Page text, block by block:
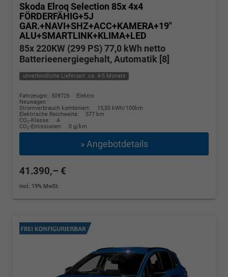
Skoda Elroq Selection 85x 4x4
FÖRDERFÄHIG+5J
GAR.+NAVI+SHZ+ACC+KAMERA+19"
ALU+SMARTLINK+KLIMA+LED
85x 220KW (299 PS) 77,0 kWh netto
Batterieenergiegehalt, Automatik [8]
unverbindliche Lieferzeit: ca. 4-5 Monate
Fahrzeugnr.: 509726
Elektro
Neuwagen
Stromverbrauch kombiniert:
15,50 kWh/100km
Elektrische Reichweite:
577 km
CO2-Klasse:
A
CO2-Emissionen: 0 g/km
» Angebotdetails
41.390,– €
incl. 19% MwSt.